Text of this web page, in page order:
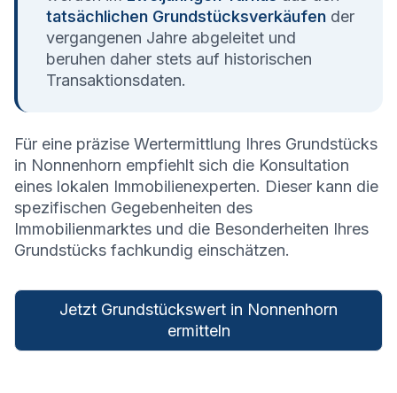
tatsächlichen Grundstücksverkäufen der
vergangenen Jahre abgeleitet und
beruhen daher stets auf historischen
Transaktionsdaten.
Für eine präzise Wertermittlung Ihres Grundstücks
in Nonnenhorn empfiehlt sich die Konsultation
eines lokalen Immobilienexperten. Dieser kann die
spezifischen Gegebenheiten des
Immobilienmarktes und die Besonderheiten Ihres
Grundstücks fachkundig einschätzen.
Jetzt Grundstückswert in Nonnenhorn
ermitteln